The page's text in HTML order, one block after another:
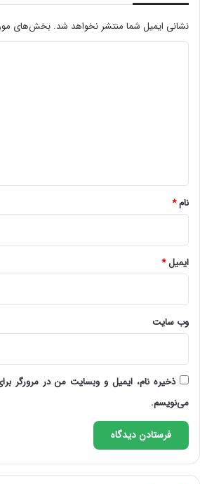
نشانی ایمیل شما منتشر نخواهد شد. بخش‌های
نام*
ایمیل*
وب‌ سایت
ذخیره نام، ایمیل و وبسایت من در مرورگر
می‌نویسم.